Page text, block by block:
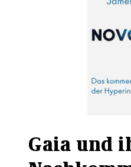
Gaia und